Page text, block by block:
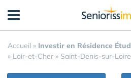
Accueil » Investir en Résidence
» Loir-et-Cher » Saint-Denis-sur-Loire